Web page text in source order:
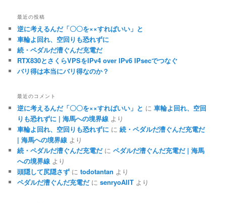
最近の投稿
逆に考えるんだ「〇〇を××すればいい」と
車輪よ回れ、空回りも恐れずに
続・ペダルだ漕ぐんだ充電だ
RTX830とさくらVPSをIPv4 over IPv6 IPsecでつなぐ
バリ得は本当にバリ得なのか？
最近のコメント
逆に考えるんだ「〇〇を××すればいい」と に車輪よ回れ、空回
りも恐れずに | 海馬への境界線 より
車輪よ回れ、空回りも恐れずに に続・ペダルだ漕ぐんだ充電だ
| 海馬への境界線 より
続・ペダルだ漕ぐんだ充電だにペダルだ漕ぐんだ充電だ | 海馬
への境界線 より
頭隠して尻隠さず にtodotantan より
ペダルだ漕ぐんだ充電だにsenryoAIIT より